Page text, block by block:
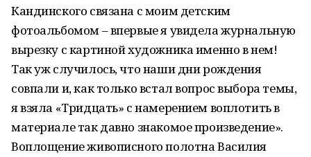
Кандинского связана с моим детским
фотоальбомом – впервые я увидела журнальную
вырезку с картиной художника именно в нем!
Так уж случилось, что наши дни рождения
совпали и, как только встал вопрос выбора темы,
я взяла «Тридцать» с намерением воплотить в
материале так давно знакомое произведение».
Воплощение живописного полотна Василия